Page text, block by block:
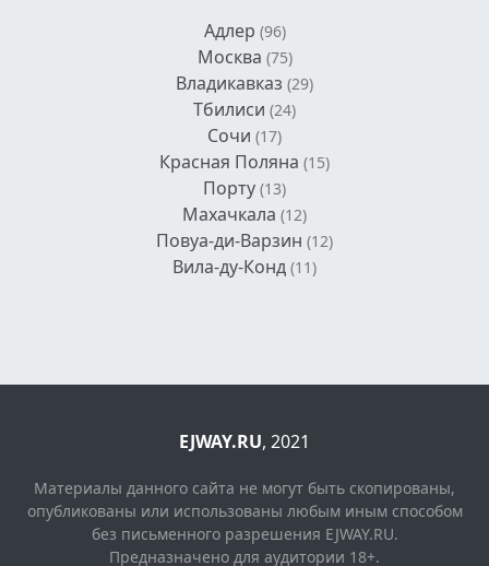
Адлер (96)
Москва (75)
Владикавказ (29)
Тбилиси (24)
Сочи (17)
Красная Поляна (15)
Порту (13)
Махачкала (12)
Повуа-ди-Варзин (12)
Вила-ду-Конд (11)
EJWAY.RU, 2021
Материалы данного сайта не могут быть скопированы,
опубликованы или использованы любым иным способом
без письменного разрешения EJWAY.RU.
Предназначено для аудитории 18+.